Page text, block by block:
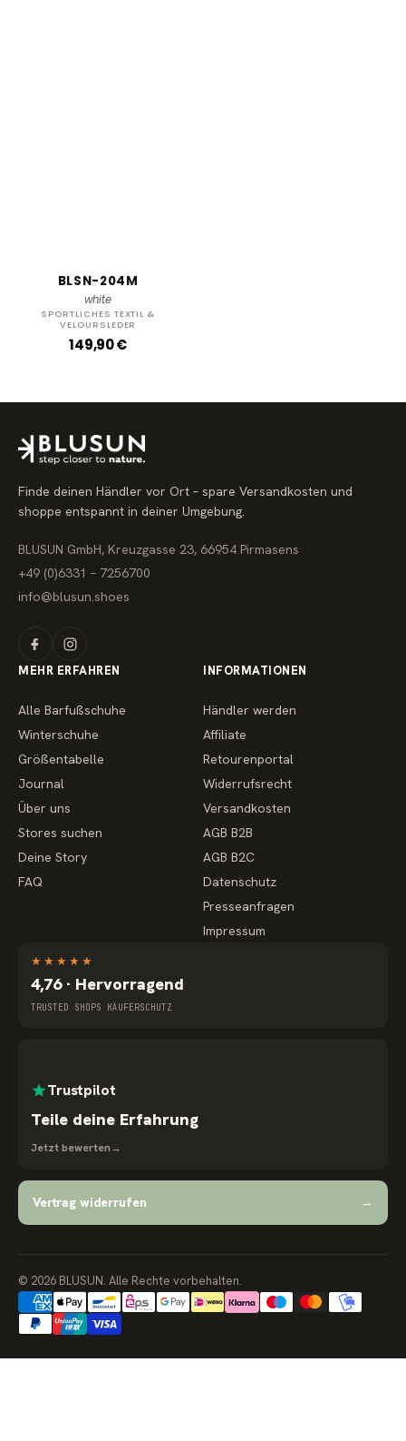
BLSN-204M
white
SPORTLICHES TEXTIL &
VELOURSLEDER
R
l
e
r
P
e
i
s
149,90 €
Finde deinen Händler vor Ort – spare Versandkosten und
shoppe entspannt in deiner Umgebung.
BLUSUN GmbH, Kreuzgasse 23, 66954 Pirmasens
+49 (0)6331 – 7256700
info@blusun.shoes
MEHR ERFAHREN
Alle Barfußschuhe
Winterschuhe
Größentabelle
Journal
Über uns
Stores suchen
Deine Story
FAQ
INFORMATIONEN
Händler werden
Affiliate
Retourenportal
Widerrufsrecht
Versandkosten
AGB B2B
AGB B2C
Datenschutz
Presseanfragen
Impressum
★ ★ ★ ★ ★
4,76 · Hervorragend
TRUSTED SHOPS KÄUFERSCHUTZ
Trustpilot
Teile deine Erfahrung
Jetzt bewerten→
Vertrag widerrufen →
© 2026 BLUSUN. Alle Rechte vorbehalten.